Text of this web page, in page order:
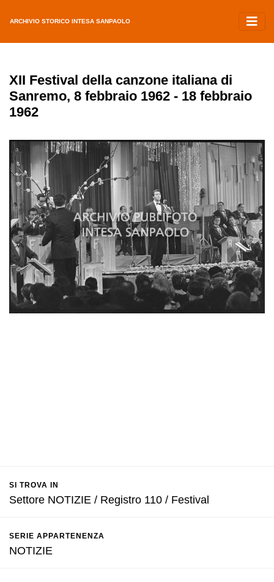
ARCHIVIO STORICO INTESA SANPAOLO
XII Festival della canzone italiana di
Sanremo, 8 febbraio 1962 - 18 febbraio
1962
SI TROVA IN
Settore NOTIZIE / Registro 110 / Festival
SERIE APPARTENENZA
NOTIZIE